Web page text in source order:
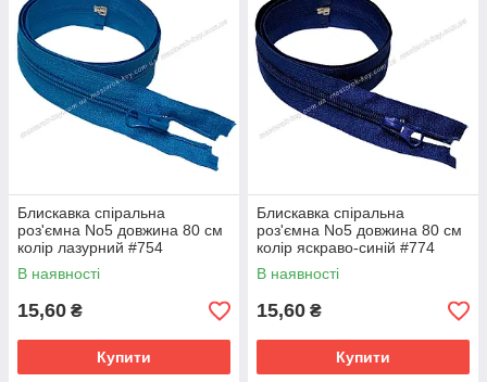
Блискавка спіральна
роз'ємна No5 довжина 80 см
колір лазурний #754
В наявності
15,60 ₴
Купити
Блискавка спіральна
роз'ємна No5 довжина 80 см
колір яскраво-синій #774
В наявності
15,60 ₴
Купити